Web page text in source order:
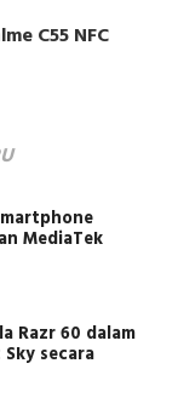
C55 NFC
MediaTek
Razr 60 dalam
secara